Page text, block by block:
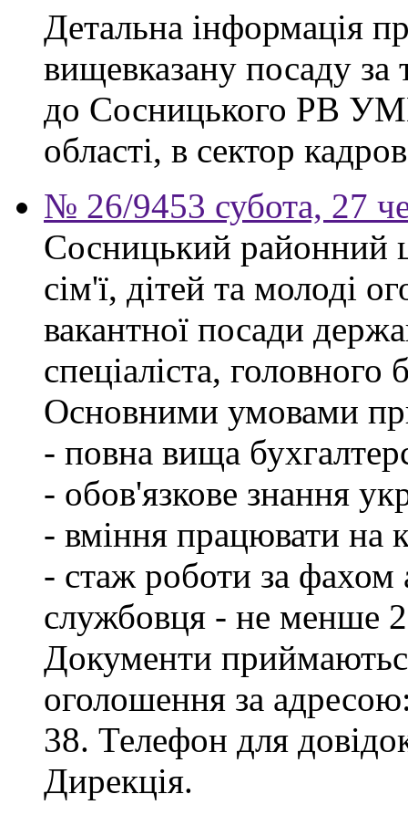
Детальна інформація
вищевказану посаду
до Сосницького РВ
області, в сектор
№ 26/9453 субота, 27
Сосницький районний
сім'ї, дітей та молоді
вакантної посади
спеціаліста, головного
Основними умовами
- повна вища
- обов'язкове знання
- вміння працювати на
- стаж роботи за фахом
службовця - не менше 2
Документи
оголошення за
38. Телефон для
Дирекція.